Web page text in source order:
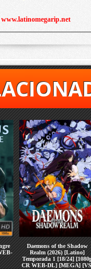
www.latinomegarip.net
Daemons of the Shadow
Realm (2026) [Latino]
Temporada 1 [18/24]
CR WEB-DL] [MEGA]